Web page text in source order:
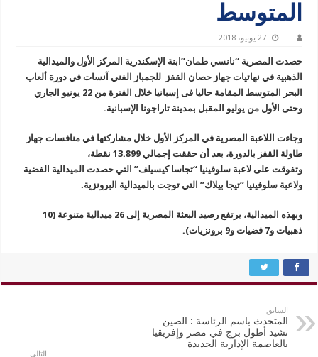
المتوسط
27 يونيو، 2018
حصدت المصرية “نانسي طمان”ابنة الإسكندرية المركز الأول والميدالية
الذهبية في نهائيات جهاز حصان القفز للجمباز الفني آنسات في دورة ألعاب
البحر المتوسط المقامة حاليا فى إسبانيا خلال الفترة من 22 يونيو الجاري
وحتى الأول من يوليو المقبل بمدينة تاراجونا الإسبانية.
وجاءت اللاعبة المصرية في المركز الأول خلال مشاركتها في منافسات جهاز
طاولة القفز بالدورة، بعد أن حققت إجمالي 13.899 نقطة،
وتفوقت على لاعبة سلوفينيا “تجاسا كيسيلف” التي حصدت الميدالية الفضية
ولاعبة سلوفينيا “تيجا بيلاك” التي توجت بالميدالية البرونزية.
وبهذه الميدالية، يرتفع رصيد البعثة المصرية إلى 26 ميدالية متنوعة (10
ذهبيات و7 فضيات و9 برونزيات).
السابق
المتحدث باسم الرئاسة : الصين
تشيد أطول برج في مصر وإفريقيا
بالعاصمة الإدارية الجديدة
التالي